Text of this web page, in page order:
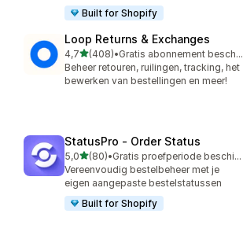
Built for Shopify
Loop Returns & Exchanges
4,7van 5 sterren
(408)
408 recensies in totaal
•
Gratis abonnement beschikbaar
Beheer retouren, ruilingen, tracking, het
bewerken van bestellingen en meer!
StatusPro ‑ Order Status
5,0van 5 sterren
(80)
80 recensies in totaal
•
Gratis proefperiode beschikbaar
Vereenvoudig bestelbeheer met je
eigen aangepaste bestelstatussen
Built for Shopify